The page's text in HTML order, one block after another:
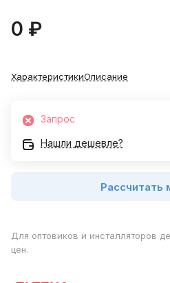
0 ₽
ХарактеристикиОписание
Запрос
Нашли дешевле?
Рассчитать
Для оптовиков и инсталляторов
цен.